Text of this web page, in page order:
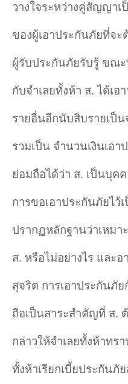
วางใจระหว่างคู่สัญญา
ของผู้เอาประกันภัยที่จะ
ผู้รับประกันภัยรับรู้ ขณ
กับจำเลยทั้งห้า ส. ได้เ
รายอื่นอีกนับสิบรายเป็
รวมเป็น จำนวนเงินเอ
ย่อมถือได้ว่า ส. เป็นบุค
การขอเอาประกันภัยไว้
ปรากฏหลักฐานว่าเหม
ส. หรือไม่อย่างไร และ
สุจริต การเอาประกันภั
ถือเป็นสาระสำคัญที่ ส.
กล่าวให้จำเลยทั้งห้าทร
ทั้งห้าเรียกเบี้ยประกันภั